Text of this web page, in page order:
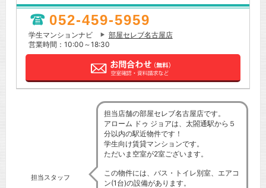
052-459-5959
学生マンションナビ
部屋セレブ名古屋店
営業時間：10:00～18:30
担当スタッフ
担当店舗の部屋セレブ名古屋店です。
アローム ドゥ ジョアは、太閤通駅から５
分以内の駅近物件です！
学生向け賃貸マンションです。
ただいま空室が2室ございます。
この物件には、バス・トイレ別室、エアコ
ン(1台)の設備があります。